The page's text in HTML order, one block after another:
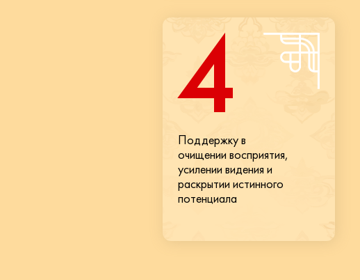
Поддержку в
очищении восприятия,
усилении видения и
раскрытии истинного
потенциала
4